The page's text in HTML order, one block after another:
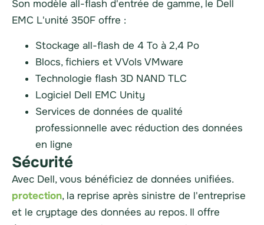
Son modèle all-flash d'entrée de gamme, le Dell
EMC L'unité 350F offre :
Stockage all-flash de 4 To à 2,4 Po
Blocs, fichiers et VVols VMware
Technologie flash 3D NAND TLC
Logiciel Dell EMC Unity
Services de données de qualité
professionnelle avec réduction des données
en ligne
Sécurité
Avec Dell, vous bénéficiez de données unifiées.
protection, la reprise après sinistre de l'entreprise
et le cryptage des données au repos. Il offre